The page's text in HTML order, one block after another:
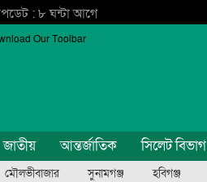
: ৮ ঘন্টা আগে
Our Toolbar
জাতীয় আন্তর্জাতিক সিলেট বিভাগ
মৌলভীবাজার সুনামগঞ্জ হবিগঞ্জ